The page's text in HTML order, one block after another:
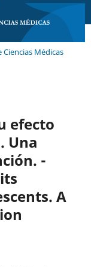
Ciencias Médicas
efecto
Una
-
A